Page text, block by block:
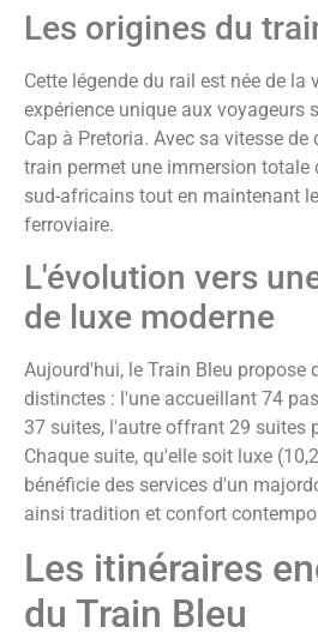
Les origines du
Cette légende du rail est née de
expérience unique aux voyageurs
Cap à Pretoria. Avec sa vitesse
train permet une immersion totale
sud-africains tout en maintenant
ferroviaire.
L'évolution vers
de luxe moderne
Aujourd'hui, le Train Bleu propose
distinctes : l'une accueillant 74
37 suites, l'autre offrant 29 suites
Chaque suite, qu'elle soit luxe
bénéficie des services d'un
ainsi tradition et confort
Les itinéraires
du Train Bleu